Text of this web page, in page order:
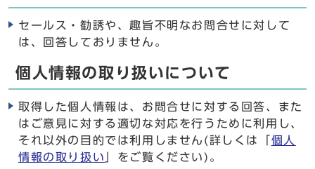
セールス・勧誘や、趣旨不明なお問合せに対して
は、回答しておりません。
個人情報の取り扱いについて
取得した個人情報は、お問合せに対する回答、また
はご意見に対する適切な対応を行うために利用し、
それ以外の目的では利用しません(詳しくは「 個人
情報の取り扱い
」をご覧ください)。